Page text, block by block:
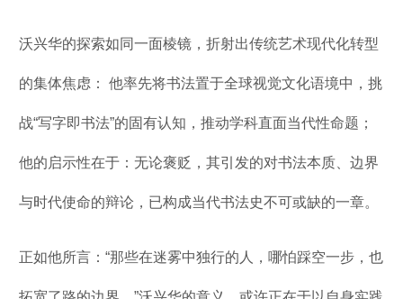
沃兴华的探索如同一面棱镜，折射出传统艺术现代化转型
的集体焦虑： 他率先将书法置于全球视觉文化语境中，挑
战“写字即书法”的固有认知，推动学科直面当代性命题；
他的启示性在于：无论褒贬，其引发的对书法本质、边界
与时代使命的辩论，已构成当代书法史不可或缺的一章。
正如他所言：“那些在迷雾中独行的人，哪怕踩空一步，也